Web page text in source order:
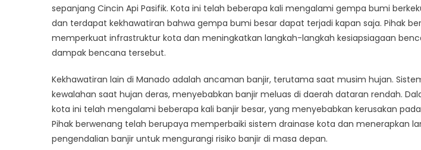
sepanjang Cincin Api Pasifik. Kota ini telah beberapa kali mengalami gempa bumi
dan terdapat kekhawatiran bahwa gempa bumi besar dapat terjadi kapan saja. Pihak
memperkuat infrastruktur kota dan meningkatkan langkah-langkah kesiapsiagaan
dampak bencana tersebut.
Kekhawatiran lain di Manado adalah ancaman banjir, terutama saat musim hujan.
kewalahan saat hujan deras, menyebabkan banjir meluas di daerah dataran rendah.
kota ini telah mengalami beberapa kali banjir besar, yang menyebabkan kerusakan
Pihak berwenang telah berupaya memperbaiki sistem drainase kota dan menerapkan
pengendalian banjir untuk mengurangi risiko banjir di masa depan.